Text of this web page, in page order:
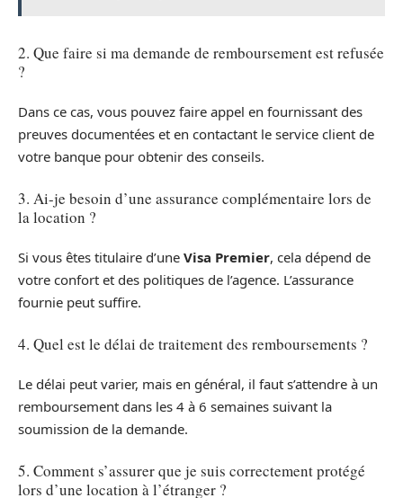
2. Que faire si ma demande de remboursement est refusée
?
Dans ce cas, vous pouvez faire appel en fournissant des
preuves documentées et en contactant le service client de
votre banque pour obtenir des conseils.
3. Ai-je besoin d’une assurance complémentaire lors de
la location ?
Si vous êtes titulaire d’une Visa Premier, cela dépend de
votre confort et des politiques de l’agence. L’assurance
fournie peut suffire.
4. Quel est le délai de traitement des remboursements ?
Le délai peut varier, mais en général, il faut s’attendre à un
remboursement dans les 4 à 6 semaines suivant la
soumission de la demande.
5. Comment s’assurer que je suis correctement protégé
lors d’une location à l’étranger ?